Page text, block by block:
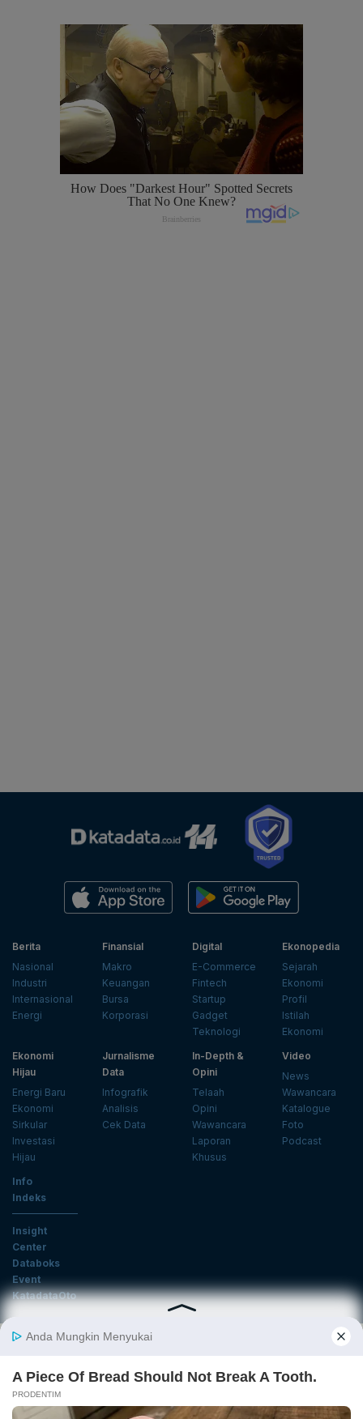
Berita
Nasional
Industri
Internasional
Energi
Finansial
Makro
Keuangan
Bursa
Korporasi
Digital
E-Commerce
Fintech
Startup
Gadget
Teknologi
Ekonopedia
Sejarah
Ekonomi
Profil
Istilah
Ekonomi
Ekonomi
Hijau
Energi Baru
Ekonomi
Sirkular
Investasi
Hijau
Jurnalisme
Data
Infografik
Analisis
Cek Data
In-Depth &
Opini
Telaah
Opini
Wawancara
Laporan
Khusus
Video
News
Wawancara
Katalogue
Foto
Podcast
Info
Indeks
Insight
Center
Databoks
Event
KatadataOto
Langganan Newsletter
Daftar
Ikuti Kami